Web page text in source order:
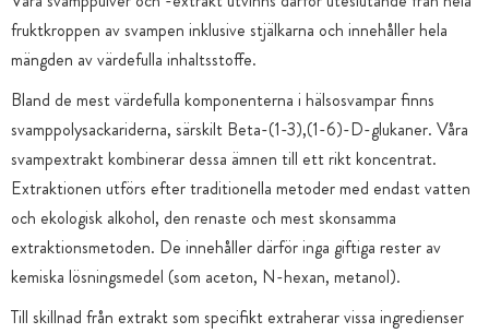
fruktkroppen av svampen inklusive stjälkarna och innehåller hela
mängden av värdefulla inhaltsstoffe.
Bland de mest värdefulla komponenterna i hälsosvampar finns
svamppolysackariderna, särskilt Beta-(1-3),(1-6)-D-glukaner. Våra
svampextrakt kombinerar dessa ämnen till ett rikt koncentrat.
Extraktionen utförs efter traditionella metoder med endast vatten
och ekologisk alkohol, den renaste och mest skonsamma
extraktionsmetoden. De innehåller därför inga giftiga rester av
kemiska lösningsmedel (som aceton, N-hexan, metanol).
Till skillnad från extrakt som specifikt extraherar vissa ingredienser